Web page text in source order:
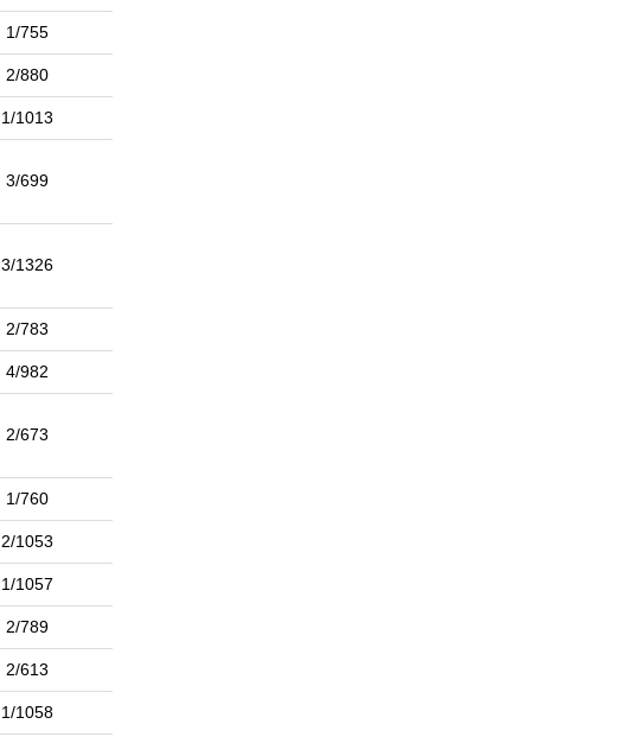
1/755
2/880
1/1013
3/699
3/1326
2/783
4/982
2/673
1/760
2/1053
1/1057
2/789
2/613
1/1058